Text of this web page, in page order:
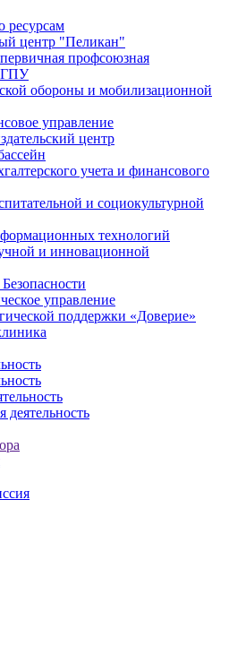
ресурсам
центр "Пеликан"
профсоюзная
обороны и мобилизационной
управление
центр
учета и финансового
и социокультурной
технологий
и инновационной
управление
поддержки «Доверие»